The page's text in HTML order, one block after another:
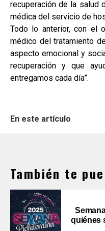
recuperación de la salud
médica del servicio de
Todo lo anterior, con el
médico del tratamiento
aspecto emocional y
recuperación y que
entregamos cada día”.
En este artículo
También te
quiénes